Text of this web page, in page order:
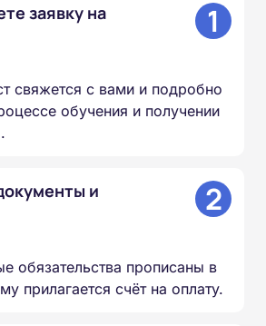
заявку на
1
свяжется с вами и подробно
обучения и получении
и
2
обязательства прописаны в
прилагается счёт на оплату.